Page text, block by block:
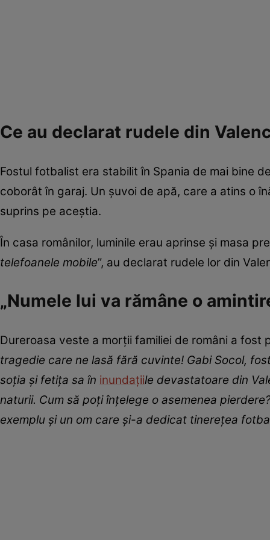
Ce au declarat rudele din
Fostul fotbalist era stabilit în Spania de mai bine
coborât în garaj. Un şuvoi de apă, care a atins o
suprins pe aceștia.
În casa românilor, luminile erau aprinse şi masa
telefoanele mobile”, au declarat rudele lor din
„Numele lui va rămâne o
Dureroasa veste a morții familiei de români a
tragedie care ne lasă fără cuvinte! Gabi Socol,
soția și fetița sa în inundațiile devastatoare din
naturii. Cum să poți înțelege o asemenea
exemplu și un om care și-a dedicat tinerețea